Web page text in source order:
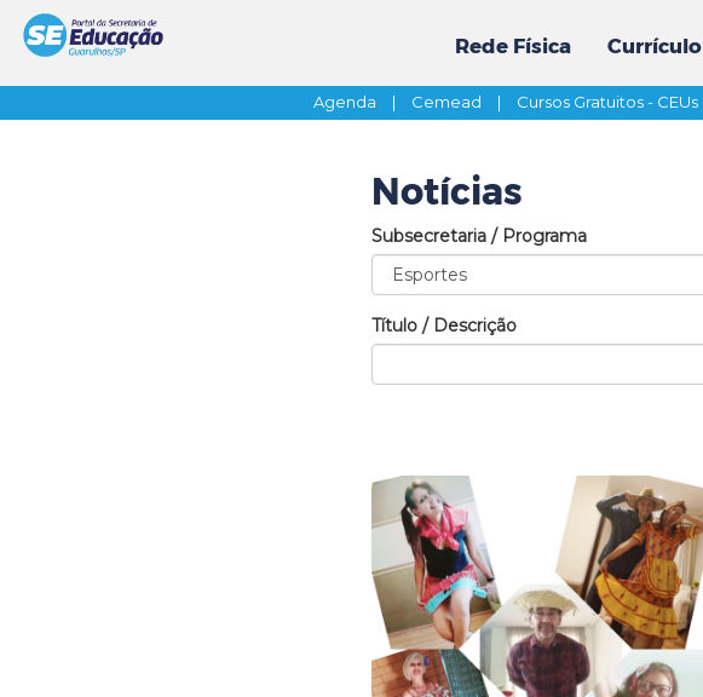
Rede Física Currículo
Agenda | Cemead | Cursos Gratuitos - CEUs
Notícias
Subsecretaria / Programa
Título / Descrição